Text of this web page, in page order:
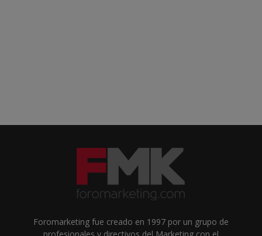
Foromarketing fue creado en 1997 por un grupo de